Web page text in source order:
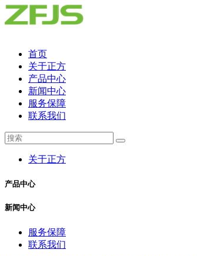
首页
关于正方
产品中心
新闻中心
服务保障
联系我们
关于正方
产品中心
新闻中心
服务保障
联系我们